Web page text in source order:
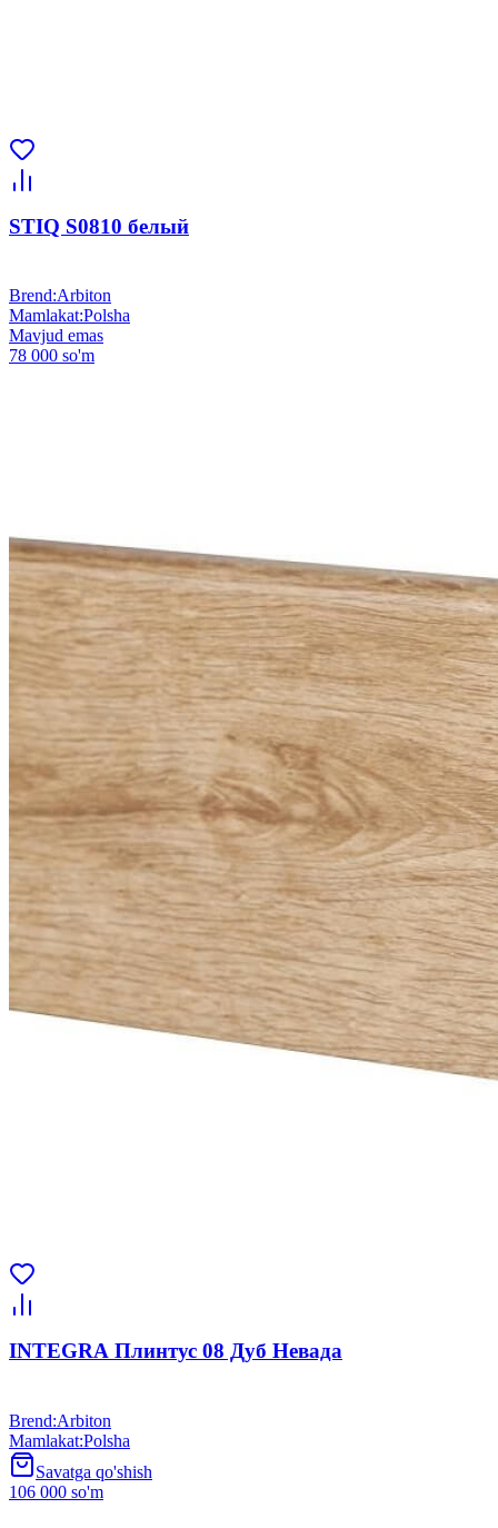
STIQ S0810 белый
Brend:Arbiton
Mamlakat:Polsha
Mavjud emas
78 000 so'm
INTEGRA Плинтус 08 Дуб Невада
Brend:Arbiton
Mamlakat:Polsha
Savatga qo'shish
106 000 so'm